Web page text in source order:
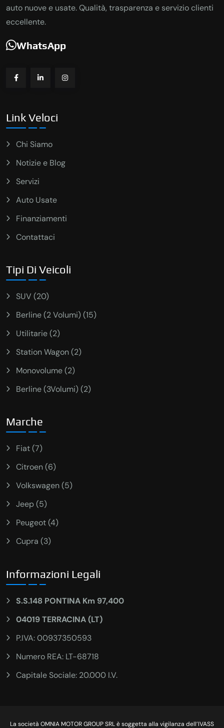
auto nuove e usate. Qualità, trasparenza e servizio clienti
eccellente.
WhatsApp
Link Veloci
Chi Siamo
Notizie e Blog
Servizi
Auto Usate
Finanziamenti
Contattaci
Tipi Di Veicoli
SUV (20)
Berline (2 Volumi) (15)
Utilitarie (2)
Station Wagon (2)
Monovolume (2)
Berline (3Volumi) (2)
Marche
Fiat (7)
Citroen (6)
Volkswagen (5)
Jeep (5)
Peugeot (4)
Cupra (3)
Informazioni Legali
S.S.148 PONTINA Km 97,400
04019 TERRACINA (LT)
P.IVA: 00937350593
Numero REA: LT-68718
Capitale Sociale: 20.000 I.V.
La società OMNIA MOTOR GROUP SRL è soggetta alla vigilanza dell’IVASS